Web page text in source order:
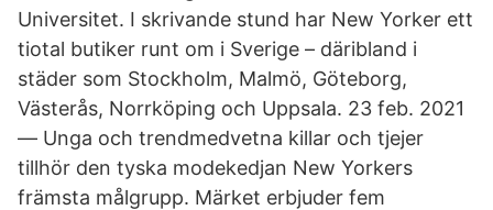
Universitet. I skrivande stund har New Yorker ett
tiotal butiker runt om i Sverige – däribland i
städer som Stockholm, Malmö, Göteborg,
Västerås, Norrköping och Uppsala. 23 feb. 2021
— Unga och trendmedvetna killar och tjejer
tillhör den tyska modekedjan New Yorkers
främsta målgrupp. Märket erbjuder fem